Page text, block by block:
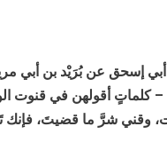
بن أبي إسحق عن بُرَيْد بن
كلماتٍ أقولهن في قنوت
وقني شرَّ ما قضيتَ، فإنك